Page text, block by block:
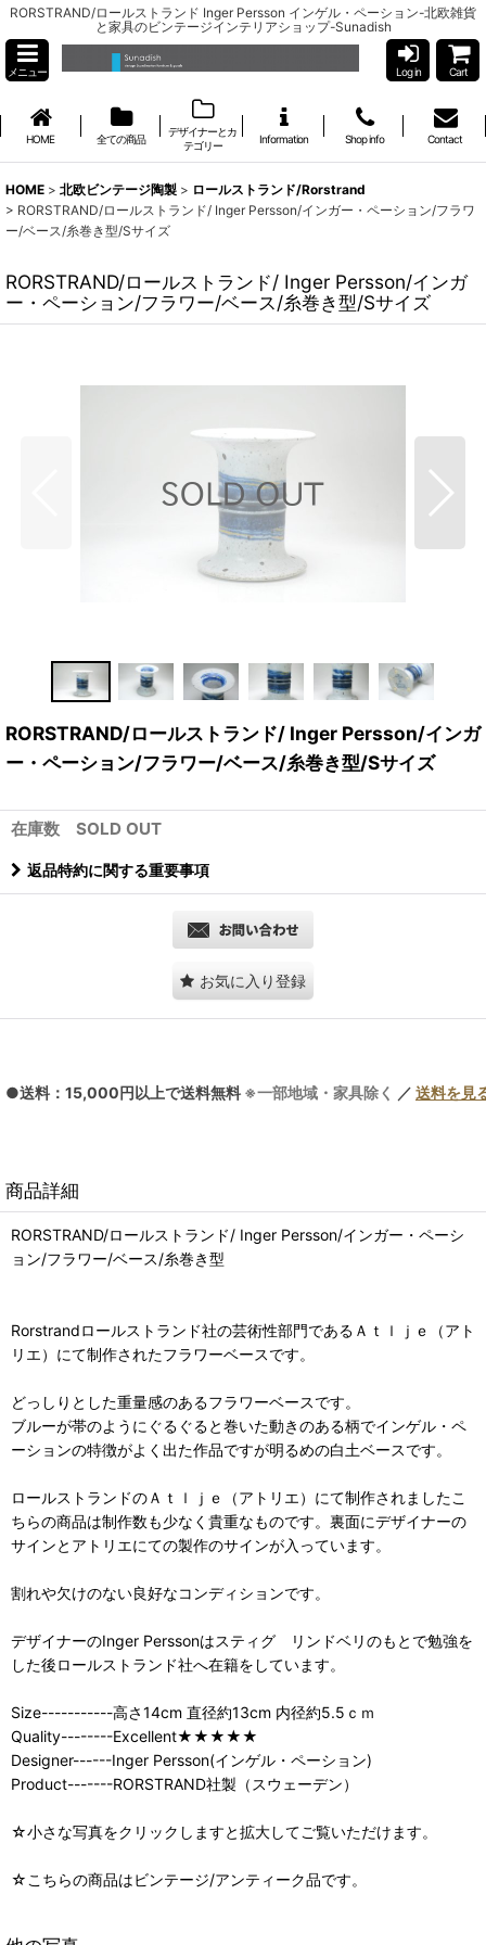
RORSTRAND/ロールストランド Inger Persson インゲル・ペーション-北欧雑貨
と家具のビンテージインテリアショップ-Sunadish
メニュー Log in Cart
HOME 全ての商品
デザイナーとカ
テゴリー
Information Shop info Contact
HOME > 北欧ビンテージ陶製 > ロールストランド/Rorstrand
> RORSTRAND/ロールストランド/ Inger Persson/インガー・ペーション/フラワ
ー/ベース/糸巻き型/Sサイズ
RORSTRAND/ロールストランド/ Inger Persson/インガ
ー・ペーション/フラワー/ベース/糸巻き型/Sサイズ
RORSTRAND/ロールストランド/ Inger Persson/インガ
ー・ペーション/フラワー/ベース/糸巻き型/Sサイズ
在庫数 SOLD OUT
返品特約に関する重要事項
お気に入り登録
●送料：15,000円以上で送料無料 ※一部地域・家具除く ／ 送料を見
商品詳細
RORSTRAND/ロールストランド/ Inger Persson/インガー・ペーシ
ョン/フラワー/ベース/糸巻き型
Rorstrandロールストランド社の芸術性部門であるＡｔｌｊｅ（アト
リエ）にて制作されたフラワーベースです。
どっしりとした重量感のあるフラワーベースです。
ブルーが帯のようにぐるぐると巻いた動きのある柄でインゲル・ペ
ーションの特徴がよく出た作品ですが明るめの白土ベースです。
ロールストランドのＡｔｌｊｅ（アトリエ）にて制作されましたこ
ちらの商品は制作数も少なく貴重なものです。裏面にデザイナーの
サインとアトリエにての製作のサインが入っています。
割れや欠けのない良好なコンディションです。
デザイナーのInger Perssonはスティグ リンドベリのもとで勉強を
した後ロールストランド社へ在籍をしています。
Size-----------高さ14cm 直径約13cm 内径約5.5ｃｍ
Quality--------Excellent★★★★★
Designer------Inger Persson(インゲル・ペーション)
Product-------RORSTRAND社製（スウェーデン）
☆小さな写真をクリックしますと拡大してご覧いただけます。
☆こちらの商品はビンテージ/アンティーク品です。